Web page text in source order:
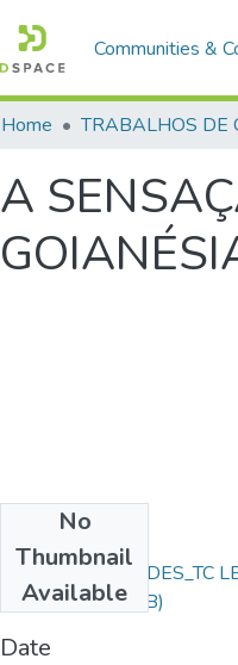
Communities &
Home
A
No
Thumbnail
Available
TCC_AL SD MENDES_TC
(1).pdf(879.94 KB)
Date